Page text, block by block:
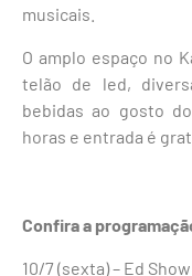
musicais.
O amplo espaço no
telão de led,
bebidas ao gosto
horas e entrada é
Confira a
10/7 (sexta) – Ed Show